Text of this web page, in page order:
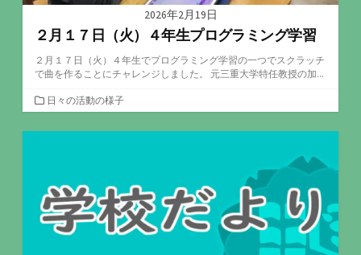
2026年2月19日
２月１７日（火）４年生プログラミング学習
２月１７日（火）４年生でプログラミング学習の一つでスクラッチ
で曲を作ることにチャレンジしました。 元三重大学特任教授の加...
カ
テ
ゴ
日々の活動の様子